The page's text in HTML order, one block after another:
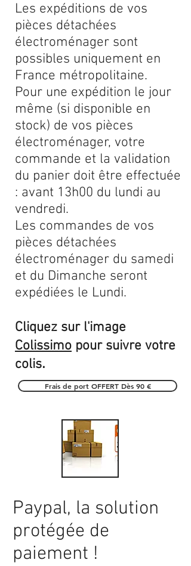
Les expéditions de vos
pièces détachées
électroménager sont
possibles uniquement en
France métropolitaine.
Pour une expédition le jour
même (si disponible en
stock) de vos pièces
électroménager, votre
commande et la validation
du panier doit être effectuée
: avant 13h00 du lundi au
vendredi.
Les commandes de vos
pièces détachées
électroménager du samedi
et du Dimanche seront
expédiées le Lundi.
Cliquez sur l'image
Colissimo pour suivre votre
colis.
Frais de port OFFERT Dès 90 €
Paypal, la solution
protégée de
paiement !